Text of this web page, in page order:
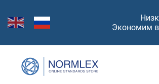
Экономим